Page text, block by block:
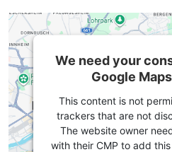
We need your
Google
This content is not
trackers that are not
The website owner
with their CMP to add